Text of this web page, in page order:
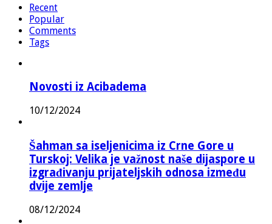
Recent
Popular
Comments
Tags
Novosti iz Acibadema
10/12/2024
Šahman sa iseljenicima iz Crne Gore u
Turskoj: Velika je važnost naše dijaspore u
izgrađivanju prijateljskih odnosa između
dvije zemlje
08/12/2024